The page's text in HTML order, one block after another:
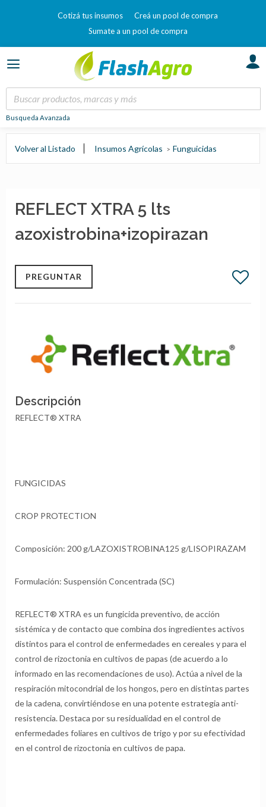
Cotizá tus insumos
Creá un pool de compra
Sumate a un pool de compra
Busqueda Avanzada
Volver al Listado Insumos Agrícolas Funguicidas
REFLECT XTRA 5 lts
azoxistrobina+izopirazan
PREGUNTAR
Descripción
REFLECT® XTRA
FUNGICIDAS
CROP PROTECTION
Composición: 200 g/LAZOXISTROBINA125 g/LISOPIRAZAM
Formulación: Suspensión Concentrada (SC)
REFLECT® XTRA es un fungicida preventivo, de acción
sistémica y de contacto que combina dos ingredientes activos
distintos para el control de enfermedades en cereales y para el
control de rizoctonia en cultivos de papas (de acuerdo a lo
informado en las recomendaciones de uso). Actúa a nivel de la
respiración mitocondrial de los hongos, pero en distintas partes
de la cadena, convirtiéndose en una potente estrategia anti-
resistencia. Destaca por su residualidad en el control de
enfermedades foliares en cultivos de trigo y por su efectividad
en el control de rizoctonia en cultivos de papa.